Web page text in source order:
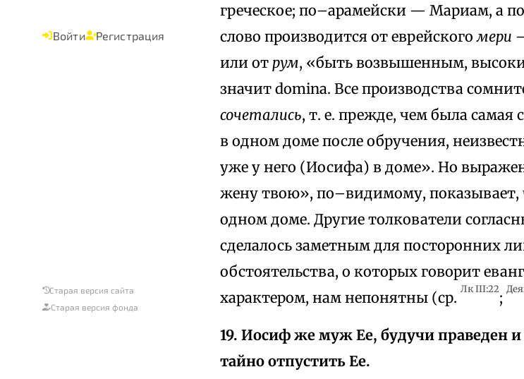
Войти Регистрация
Старая версия сайта
Старая версия фонда
греческое; по–арамейски — Мариам, а
слово производится от еврейскогомери
или от рум, «быть возвышенным,
значит domina. Все производства
сочетались, т. е. прежде, чем была
в одном доме после обручения,
уже у него (Иосифа) в доме». Но
жену твою», по–видимому,
одном доме. Другие толкователи
сделалось заметным для посторонних
обстоятельства, о которых говорит
характером, нам непонятны (ср. Лк III:22;
19. Иосиф же муж Ее, будучи праведен и
тайно отпустить Ее.